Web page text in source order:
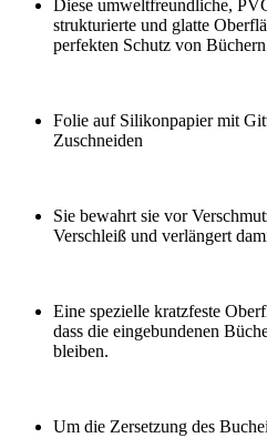
Diese umweltfreundliche,
strukturierte und glatte
perfekten Schutz von
Folie auf Silikonpapier mit
Zuschneiden
Sie bewahrt sie vor
Verschleiß und verlängert
Eine spezielle kratzfeste
dass die eingebundenen
bleiben.
Um die Zersetzung des